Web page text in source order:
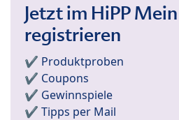
Jetzt im HiPP
registrieren
✔️ Produktproben
✔️ Coupons
✔️ Gewinnspiele
✔️ Tipps per Mail